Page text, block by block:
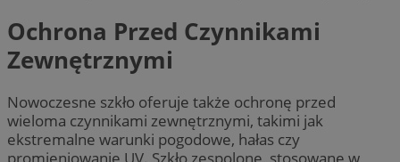
Ochrona Przed Czynnikami
Zewnętrznymi
Nowoczesne szkło oferuje także ochronę przed
wieloma czynnikami zewnętrznymi, takimi jak
ekstremalne warunki pogodowe, hałas czy